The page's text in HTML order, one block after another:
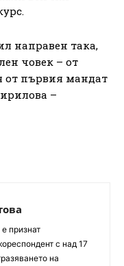
направен така,
човек – от
от първия мандат
–
признат
с над 17
на